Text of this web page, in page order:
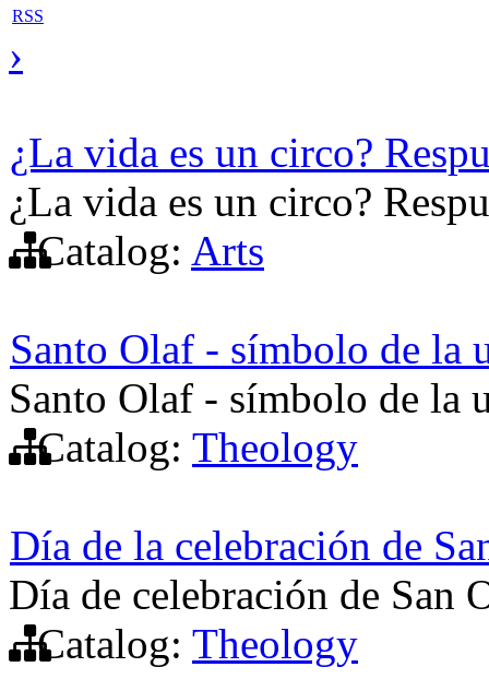
RSS
›
¿La vida es un circo?
¿La vida es un circo?
Catalog: Arts
Santo Olaf - símbolo de la
Santo Olaf - símbolo de la
Catalog: Theology
Día de la celebración de
Día de celebración de San
Catalog: Theology